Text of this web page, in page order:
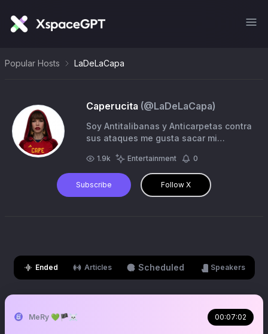
Popular Hosts LaDeLaCapa
Caperucita (@LaDeLaCapa)
Soy Antitalibanas y Anticarpetas contra
sus ataques me gusta sacar mi
1.9k Entertainment 0
Subscribe Follow X
Ended Articles Scheduled Speakers
MeRy 💚🏴‍☠️ 00:07:02